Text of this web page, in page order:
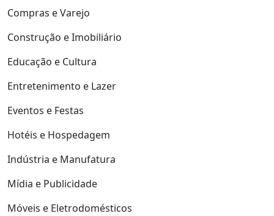
Compras e Varejo
Construção e Imobiliário
Educação e Cultura
Entretenimento e Lazer
Eventos e Festas
Hotéis e Hospedagem
Indústria e Manufatura
Mídia e Publicidade
Móveis e Eletrodomésticos